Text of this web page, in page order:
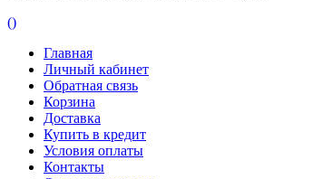
()
Главная
Личный кабинет
Обратная связь
Корзина
Доставка
Купить в кредит
Условия оплаты
Контакты